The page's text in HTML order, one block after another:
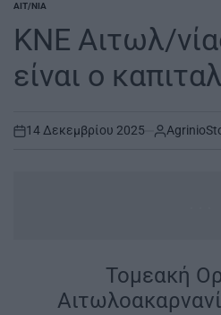
POSTED
ΑΙΤ/ΝΊΑ
ΚΝΕ Αιτωλ/
είναι ο
on
14 Δεκεμβρίου 2025
Τομεακή